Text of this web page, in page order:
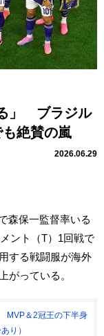
」 ブラジル
絶賛の嵐
2026.06.29
森保一監督率いる
ント（T）1回戦で
する戦闘服が海外
がっている。
MVP＆2冠王の下半身
り）